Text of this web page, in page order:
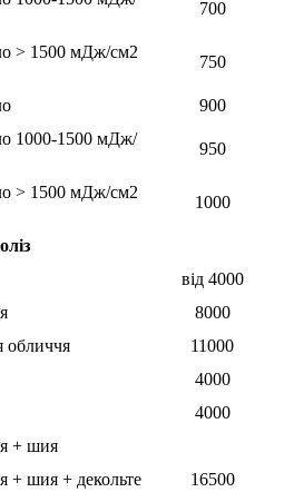
700
> 1500 мДж/см2
750
900
1000-1500 мДж/
950
> 1500 мДж/см2
1000
від 4000
8000
обличчя
11000
4000
4000
+ шия
+ шия + декольте
16500